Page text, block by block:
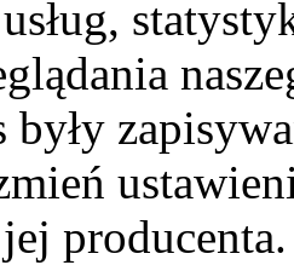
producenta.